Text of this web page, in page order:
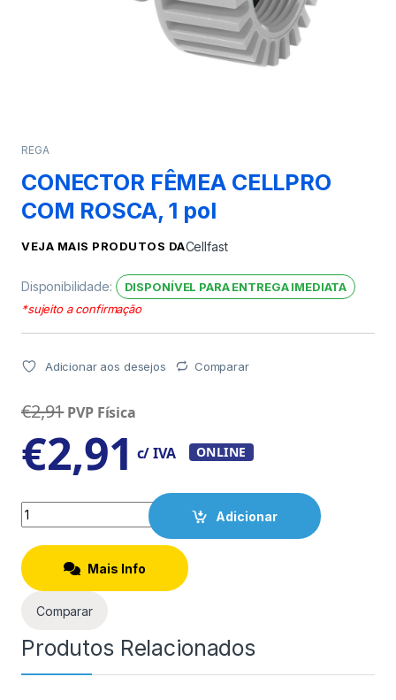
REGA
CONECTOR FÊMEA CELLPRO
COM ROSCA, 1 pol
VEJA MAIS PRODUTOS DACellfast
Disponibilidade:
DISPONÍVEL PARA ENTREGA IMEDIATA
*sujeito a confirmação
Adicionar aos desejos Comparar
€2,91 PVP Física
€2,91 c/ IVA ONLINE
Quantity
Adicionar
Mais Info
Comparar
Produtos Relacionados